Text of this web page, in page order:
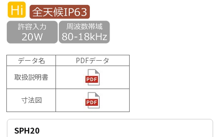
データ名
PDFデータ
取扱説明書
寸法図
SPH20